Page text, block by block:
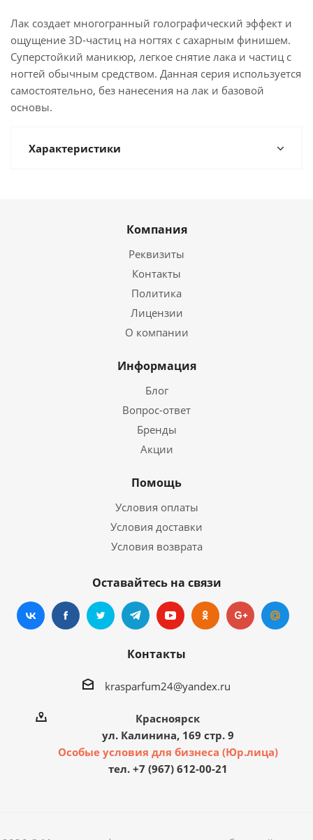
Лак создает многогранный голографический эффект и
ощущение 3D-частиц на ногтях с сахарным финишем.
Суперстойкий маникюр, легкое снятие лака и частиц с
ногтей обычным средством. Данная серия используется
самостоятельно, без нанесения на лак и базовой
основы.
Характеристики
Компания
Реквизиты
Контакты
Политика
Лицензии
О компании
Информация
Блог
Вопрос-ответ
Бренды
Акции
Помощь
Условия оплаты
Условия доставки
Условия возврата
Оставайтесь на связи
Контакты
krasparfum24@yandex.ru
Красноярск
ул. Калинина, 169 стр. 9
Особые условия для бизнеса (Юр.лица)
тел. +7 (967) 612-00-21